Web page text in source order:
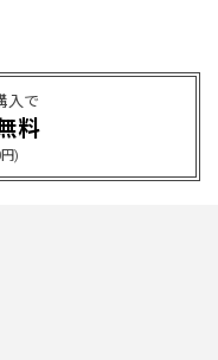
入で
料
)
デザインだと思うので
り袖の方が明らかに長
はかなり余る感じで